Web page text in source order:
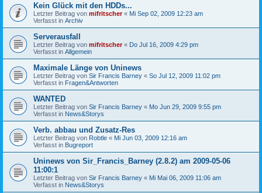
Kein Glück mit den HDDs...
Letzter Beitrag von mifritscher« Mi Sep 02, 2009 12:23 am
Verfasst in Archiv
Serverausfall
Letzter Beitrag von mifritscher« Do Jul 16, 2009 4:29 pm
Verfasst in Allgemein
Maximale Länge von Uninews
Letzter Beitrag von Sir Francis Barney « So Jul 12, 2009 11:02 pm
Verfasst in Fragen&Antworten
WANTED
Letzter Beitrag von Sir Francis Barney « Mo Jun 29, 2009 9:55 pm
Verfasst in News&Storys
Verb. abbau und Zusatz-Res
Letzter Beitrag von Robtle « Mi Jun 03, 2009 12:16 am
Verfasst in Bugreport
Uninews von Sir_Francis_Barney (2.8.2) am 2009-05-06
11:00:1
Letzter Beitrag von Sir Francis Barney « Mi Mai 06, 2009 11:06 am
Verfasst in News&Storys